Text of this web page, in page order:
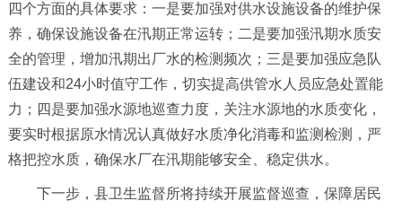
四个方面的具体要求：一是要加强对供水设施设备的维护保
养，确保设施设备在汛期正常运转；二是要加强汛期水质安
全的管理，增加汛期出厂水的检测频次；三是要加强应急队
伍建设和24小时值守工作， 切实提高供管水人员应急处置能
力； 四是要加强水源地巡查力度，关注水源地的水质变化，
要实时根据原水情况认真做好水质净化消毒和监测检测，严
格把控水质，确保水厂在汛期能够安全、稳定供水。
下一步，县卫生监督所将持续开展监督巡查，保障居民